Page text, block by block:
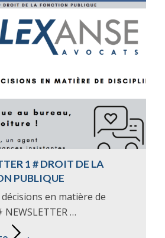
1 # DROIT DE LA
PUBLIQUE
en matière de
…